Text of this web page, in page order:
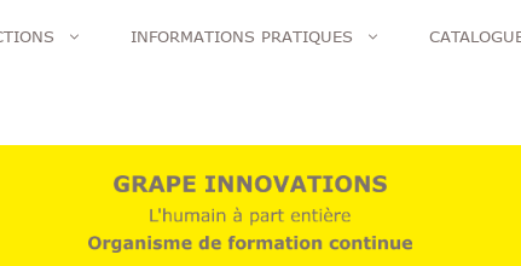
INFORMATIONS PRATIQUES